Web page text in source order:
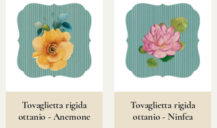
Tovaglietta rigida
ottanio - Anemone
Tovaglietta rigida
ottanio - Ninfea